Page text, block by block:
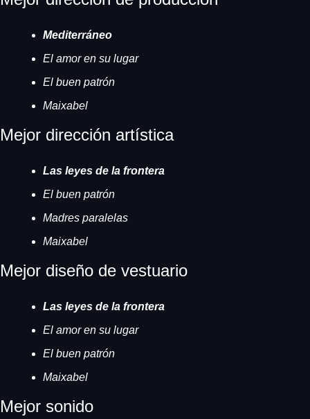
Mediterráneo
El amor en su lugar
El buen patrón
Maixabel
Mejor dirección artística
Las leyes de la frontera
El buen patrón
Madres paralelas
Maixabel
Mejor diseño de vestuario
Las leyes de la frontera
El amor en su lugar
El buen patrón
Maixabel
Mejor sonido